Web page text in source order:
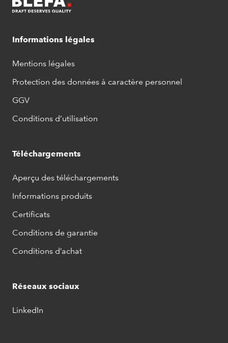
Informations légales
Mentions légales
Protection des données à caractère personnel
GGV
Conditions d’utilisation
Téléchargements
Aperçu des téléchargements
Informations produits
Certificats
Conditions de garantie
Conditions d’achat
Réseaux sociaux
LinkedIn